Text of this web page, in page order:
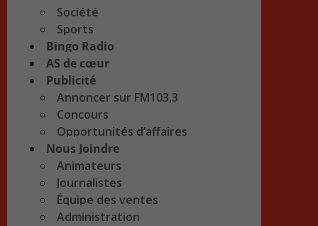
Société
Sports
Bingo Radio
AS de cœur
Publicité
Annoncer sur FM103,3
Concours
Opportunités d’affaires
Nous Joindre
Animateurs
Journalistes
Équipe des ventes
Administration